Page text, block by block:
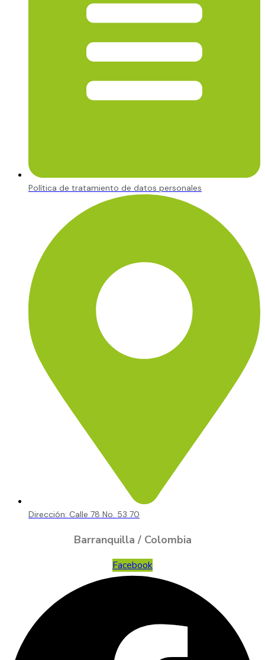
Política de tratamiento de datos personales
Dirección: Calle 78 No. 53 70
Barranquilla / Colombia
Facebook